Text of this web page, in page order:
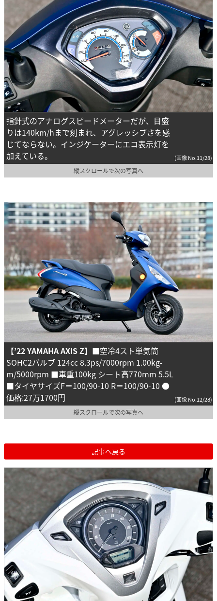
指針式のアナログスピードメーターだが、目盛
りは140km/hまで刻まれ、アグレッシブさを感
じてならない。インジケーターにエコ表示灯を
加えている。
(画像 No.11/28)
縦スクロールで次の写真へ
【’22 YAMAHA AXIS Z】 ■空冷4スト単気筒
SOHC2バルブ 124cc 8.3ps/7000rpm 1.00kg-
m/5000rpm ■車重100kg シート高770mm 5.5L
■タイヤサイズF＝100/90-10 R＝100/90-10 ●
価格:27万1700円
(画像 No.12/28)
縦スクロールで次の写真へ
記事へ戻る